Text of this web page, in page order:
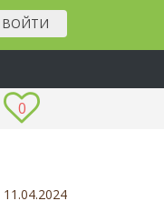
ВОЙТИ
0
11.04.2024